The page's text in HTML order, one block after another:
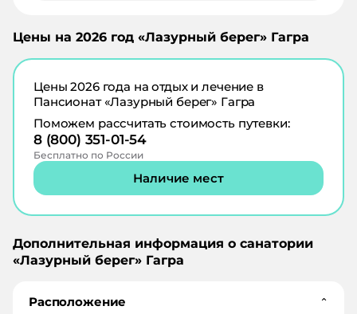
Цены на 2026 год «Лазурный берег» Гагра
Цены2026года на отдых и лечение в
Пансионат «Лазурный берег» Гагра
Поможем рассчитать стоимость путевки:
8 (800) 351-01-54
Бесплатно по России
Наличие мест
Дополнительная информация о санатории
«Лазурный берег» Гагра
Расположение ⌄